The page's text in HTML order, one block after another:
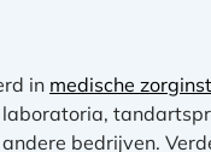
in medische
bedrijven.